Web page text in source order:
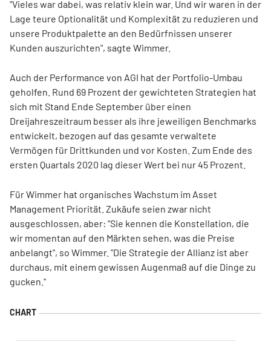
"Vieles war dabei, was relativ klein war. Und wir waren in der
Lage teure Optionalität und Komplexität zu reduzieren und
unsere Produktpalette an den Bedürfnissen unserer
Kunden auszurichten", sagte Wimmer.
Auch der Performance von AGI hat der Portfolio-Umbau
geholfen. Rund 69 Prozent der gewichteten Strategien hat
sich mit Stand Ende September über einen
Dreijahreszeitraum besser als ihre jeweiligen Benchmarks
entwickelt, bezogen auf das gesamte verwaltete
Vermögen für Drittkunden und vor Kosten. Zum Ende des
ersten Quartals 2020 lag dieser Wert bei nur 45 Prozent.
Für Wimmer hat organisches Wachstum im Asset
Management Priorität. Zukäufe seien zwar nicht
ausgeschlossen, aber: "Sie kennen die Konstellation, die
wir momentan auf den Märkten sehen, was die Preise
anbelangt", so Wimmer. "Die Strategie der Allianz ist aber
durchaus, mit einem gewissen Augenmaß auf die Dinge zu
gucken."